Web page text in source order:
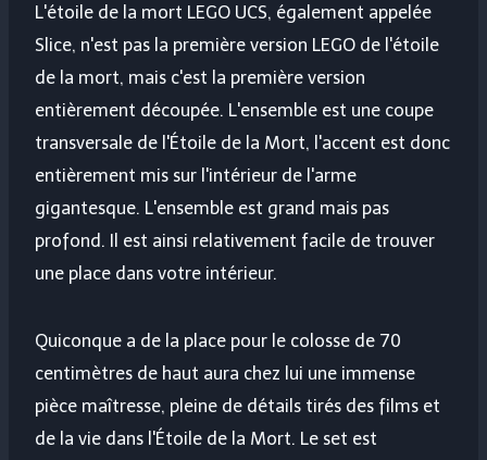
L'étoile de la mort LEGO UCS, également appelée
Slice, n'est pas la première version LEGO de l'étoile
de la mort, mais c'est la première version
entièrement découpée. L'ensemble est une coupe
transversale de l'Étoile de la Mort, l'accent est donc
entièrement mis sur l'intérieur de l'arme
gigantesque. L'ensemble est grand mais pas
profond. Il est ainsi relativement facile de trouver
une place dans votre intérieur.
Quiconque a de la place pour le colosse de 70
centimètres de haut aura chez lui une immense
pièce maîtresse, pleine de détails tirés des films et
de la vie dans l'Étoile de la Mort. Le set est